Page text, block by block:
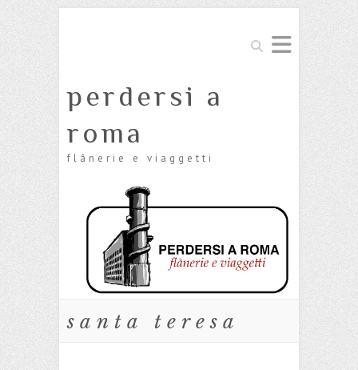
Cerca
perdersi a
roma
flânerie e viaggetti
santa teresa